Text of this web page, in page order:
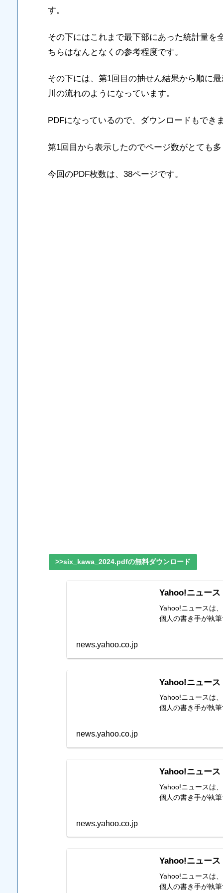
す。
その下にはこれまで最下部にあった統計量を
ちらはなんとなくの参考程度です。
その下には、第1回目の抽せん結果から順に
川の流れのようになっています。
PDFになっているので、ダウンロードもでき
第1回目から表示したのでページ数がとても
今回のPDF枚数は、38ページです。
>>six_kawa_2024.pdfの無料ダウンロード
Yahoo!ニュース
Yahoo!ニュースは
個人の書き手が執
news.yahoo.co.jp
Yahoo!ニュース
Yahoo!ニュースは
個人の書き手が執
news.yahoo.co.jp
Yahoo!ニュース
Yahoo!ニュースは
個人の書き手が執
news.yahoo.co.jp
Yahoo!ニュース
Yahoo!ニュースは
個人の書き手が執